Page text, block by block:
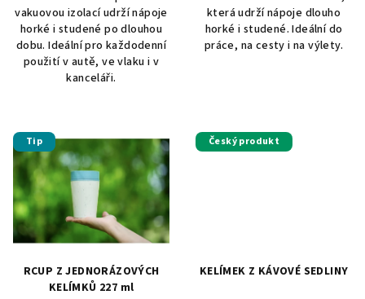
vakuovou izolací udrží nápoje
horké i studené po dlouhou
dobu. Ideální pro každodenní
použití v autě, ve vlaku i v
kanceláři.
která udrží nápoje dlouho
horké i studené. Ideální do
práce, na cesty i na výlety.
Tip
RCUP Z JEDNORÁZOVÝCH
KELÍMKŮ 227 ml
Český produkt
KELÍMEK Z KÁVOVÉ SEDLINY